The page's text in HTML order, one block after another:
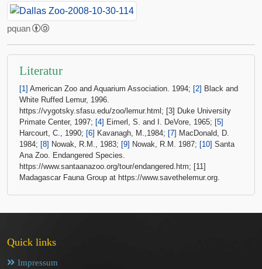
pquan
Literatur
[1] American Zoo and Aquarium Association. 1994; [2] Black and
White Ruffed Lemur, 1996.
https://vygotsky.sfasu.edu/zoo/lemur.html; [3] Duke University
Primate Center, 1997; [4] Eimerl, S. and I. DeVore, 1965; [5]
Harcourt, C., 1990; [6] Kavanagh, M.,1984; [7] MacDonald, D.
1984; [8] Nowak, R.M., 1983; [9] Nowak, R.M. 1987; [10] Santa
Ana Zoo. Endangered Species.
https://www.santaanazoo.org/tour/endangered.htm; [11]
Madagascar Fauna Group at https://www.savethelemur.org.
Quick links
Impressum